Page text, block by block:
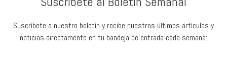
Suscríbete a nuestro boletín y recibe nuestros últimos artículos y
noticias directamente en tu bandeja de entrada cada semana: